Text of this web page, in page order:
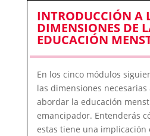
INTRODUCCIÓN A
DIMENSIONES DE
EDUCACIÓN
En los cinco módulos
las dimensiones
abordar la educación
emancipador. Entenderás
estas tiene una implicación